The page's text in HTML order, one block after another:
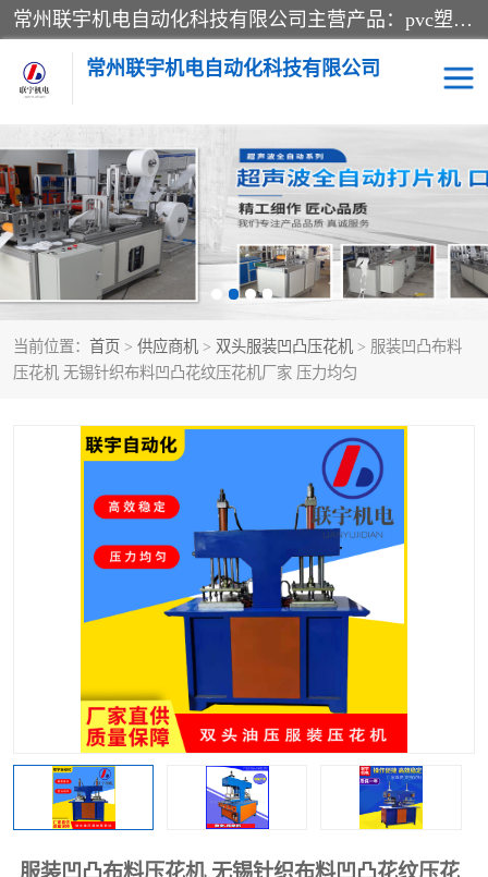
常州联宇机电自动化科技有限公司主营产品：pvc塑料焊机、高频热合机、软膜天花压边机、服装布料凹凸压花机、布料3d压印设备、服装植胶设备、超声波布料花边机、无纺布热合机、全自动压花机。
常州联宇机电自动化科技有限公司
当前位置： 首页 > 供应商机 > 双头服装凹凸压花机 > 服装凹凸布料
压花机 无锡针织布料凹凸花纹压花机厂家 压力均匀
服装凹凸布料压花机 无锡针织布料凹凸花纹压花
压花定型机以及压花模具 超声波热合机
高频热合机 超声波花边机
超声波复合压花机 凹凸压花机压标机
3040凹凸压花机 双头服装凹凸压花机
高频压花压标机 自动超声波打片成型机
泡壳包装封口机 海绵产品成型机
其他超声波系列